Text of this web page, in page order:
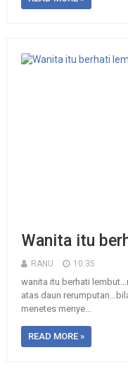
Wanita itu
RANU 10:35
wanita itu berhati
atas daun
menetes menye...
READ MORE »